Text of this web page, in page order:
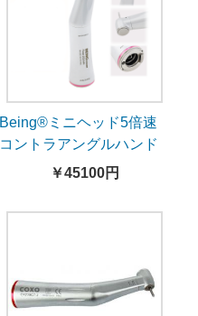
Being®ミニヘッド5倍速
コントラアングルハンド
ピースRose203Z15-
￥45100円